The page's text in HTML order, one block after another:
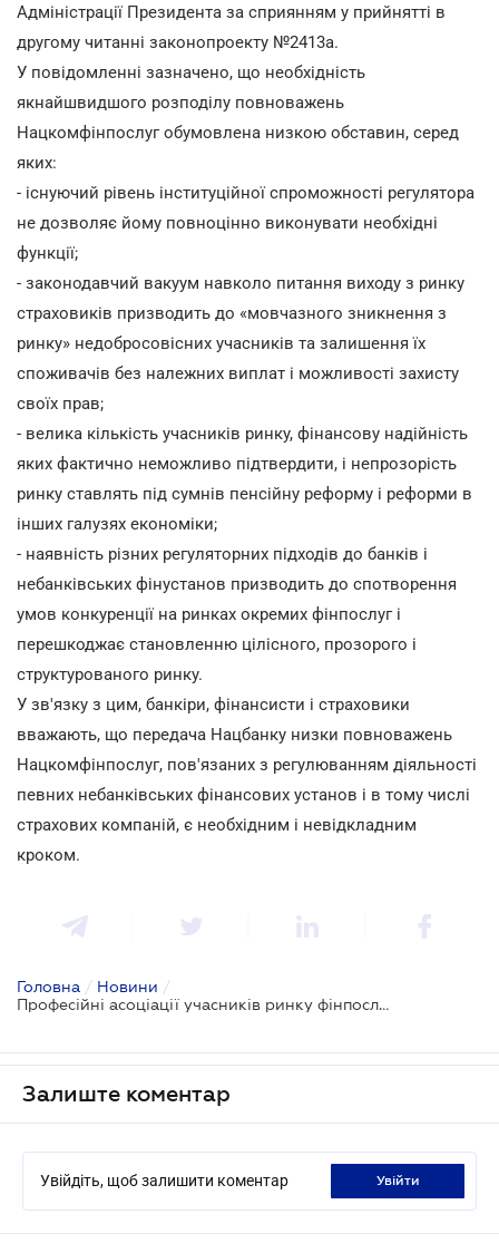
Адміністрації Президента за сприянням у прийнятті в
другому читанні законопроекту №2413a.
У повідомленні зазначено, що необхідність
якнайшвидшого розподілу повноважень
Нацкомфінпослуг обумовлена низкою обставин, серед
яких:
- існуючий рівень інституційної спроможності регулятора
не дозволяє йому повноцінно виконувати необхідні
функції;
- законодавчий вакуум навколо питання виходу з ринку
страховиків призводить до «мовчазного зникнення з
ринку» недобросовісних учасників та залишення їх
споживачів без належних виплат і можливості захисту
своїх прав;
- велика кількість учасників ринку, фінансову надійність
яких фактично неможливо підтвердити, і непрозорість
ринку ставлять під сумнів пенсійну реформу і реформи в
інших галузях економіки;
- наявність різних регуляторних підходів до банків і
небанківських фінустанов призводить до спотворення
умов конкуренції на ринках окремих фінпослуг і
перешкоджає становленню цілісного, прозорого і
структурованого ринку.
У зв'язку з цим, банкіри, фінансисти і страховики
вважають, що передача Нацбанку низки повноважень
Нацкомфінпослуг, пов'язаних з регулюванням діяльності
певних небанківських фінансових установ і в тому числі
страхових компаній, є необхідним і невідкладним
кроком.
Головна / Новини /
Професійні асоціації учасників ринку фінпослуг просять Президента про сприяння в ліквідації Нацкомфінпослуг
Залиште коментар
Увійдіть, щоб залишити коментар увійти